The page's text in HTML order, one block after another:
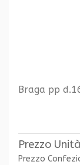
Braga pp
Prezzo
Prezzo